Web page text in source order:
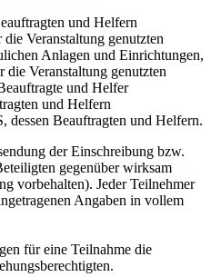
und Helfern
Veranstaltung genutzten
Anlagen und Einrichtungen,
die Veranstaltung genutzten
und Helfer
und Helfern
Beauftragten und Helfern.
der Einschreibung bzw.
gegenüber wirksam
vorbehalten). Jeder Teilnehmer
Angaben in vollem
für eine Teilnahme die